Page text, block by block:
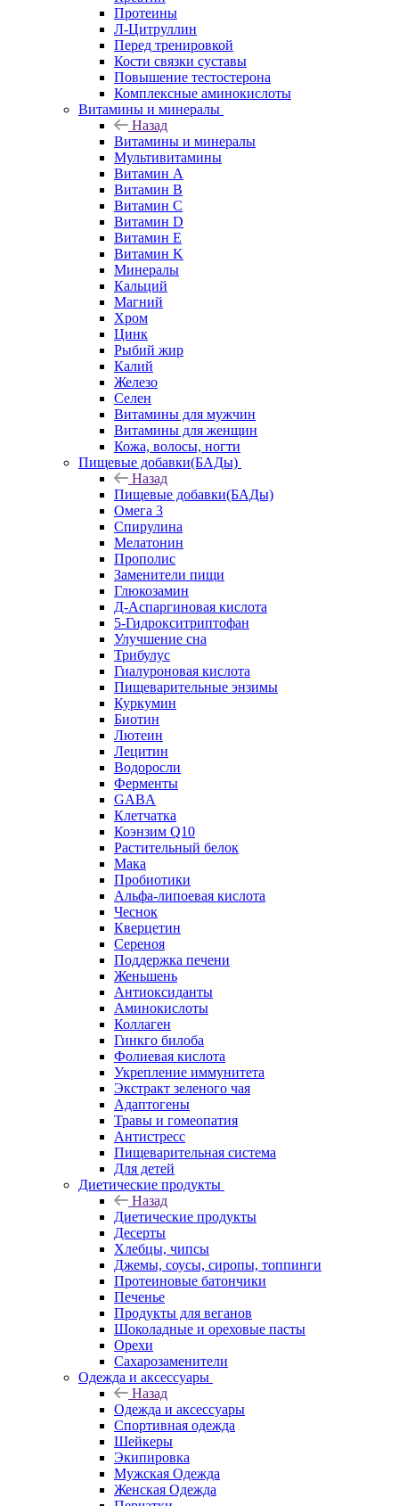
Протеины
Л-Цитруллин
Перед тренировкой
Кости связки суставы
Повышение тестостерона
Комплексные аминокислоты
Витамины и минералы
Назад
Витамины и минералы
Мультивитамины
Витамин A
Витамин B
Витамин C
Витамин D
Витамин E
Витамин K
Минералы
Кальций
Магний
Хром
Цинк
Рыбий жир
Калий
Железо
Селен
Витамины для мужчин
Витамины для женщин
Кожа, волосы, ногти
Пищевые добавки(БАДы)
Назад
Пищевые добавки(БАДы)
Омега 3
Спирулина
Мелатонин
Прополис
Заменители пищи
Глюкозамин
Д-Аспаргиновая кислота
5-Гидрокситриптофан
Улучшение сна
Трибулус
Гиалуроновая кислота
Пищеварительные энзимы
Куркумин
Биотин
Лютеин
Лецитин
Водоросли
Ферменты
GABA
Клетчатка
Коэнзим Q10
Растительный белок
Мака
Пробиотики
Альфа-липоевая кислота
Чеснок
Кверцетин
Сереноя
Поддержка печени
Женьшень
Антиоксиданты
Аминокислоты
Коллаген
Гинкго билоба
Фолиевая кислота
Укрепление иммунитета
Экстракт зеленого чая
Адаптогены
Травы и гомеопатия
Антистресс
Пищеварительная система
Для детей
Диетические продукты
Назад
Диетические продукты
Десерты
Хлебцы, чипсы
Джемы, соусы, сиропы, топпинги
Протеиновые батончики
Печенье
Продукты для веганов
Шоколадные и ореховые пасты
Орехи
Сахарозаменители
Одежда и аксессуары
Назад
Одежда и аксессуары
Спортивная одежда
Шейкеры
Экипировка
Мужская Одежда
Женская Одежда